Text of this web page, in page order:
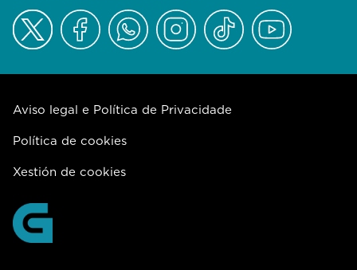
Aviso legal e Política de Privacidade
Política de cookies
Xestión de cookies